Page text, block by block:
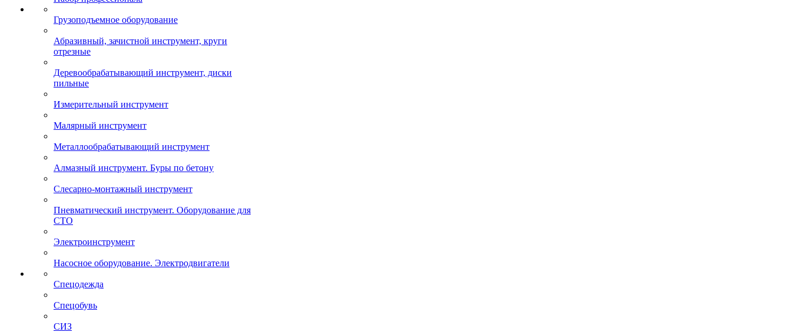
Грузоподъемное оборудование
Абразивный, зачистной инструмент, круги
отрезные
Деревообрабатывающий инструмент, диски
пильные
Измерительный инструмент
Малярный инструмент
Металлообрабатывающий инструмент
Алмазный инструмент. Буры по бетону
Слесарно-монтажный инструмент
Пневматический инструмент. Оборудование для
СТО
Электроинструмент
Насосное оборудование. Электродвигатели
Спецодежда
Спецобувь
СИЗ